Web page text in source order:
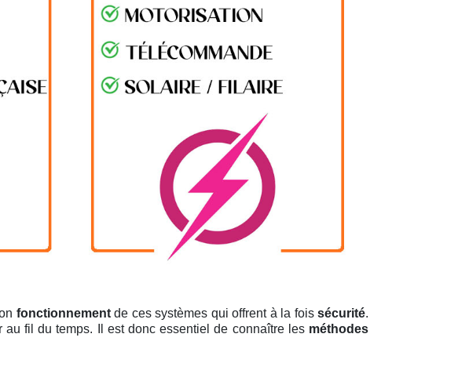
fonctionnementde ces systèmes qui offrent à la fois sécurité.
au fil du temps. Il est donc essentiel de connaître les méthodes